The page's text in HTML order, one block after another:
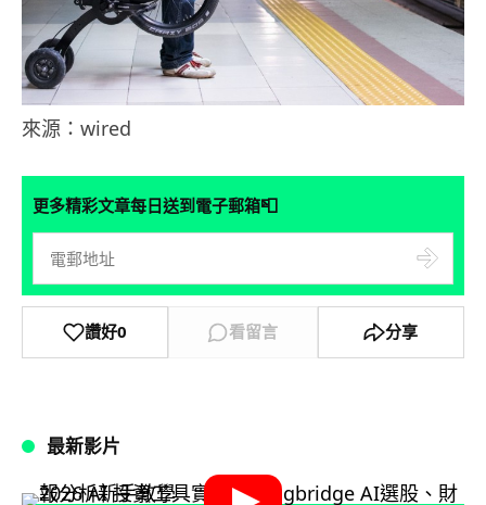
來源：wired
更多精彩文章每日送到電子郵箱📮
讚好0 看留言 分享
最新影片